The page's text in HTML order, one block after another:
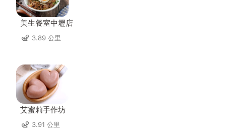
美生餐室中壢店
3.89 公里
艾蜜莉手作坊
3.91 公里